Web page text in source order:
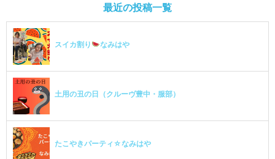
最近の投稿一覧
スイカ割り なみはや
土用の丑の日（クルーヴ豊中・服部）
たこやきパーティ☆なみはや